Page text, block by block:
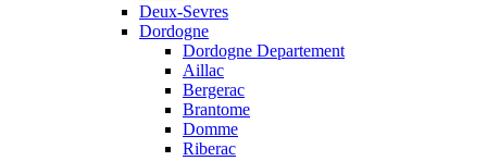
Deux-Sevres
Dordogne
Dordogne Departement
Aillac
Bergerac
Brantome
Domme
Riberac